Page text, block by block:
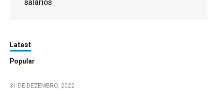
salários
Latest
Popular
31 DE DEZEMBRO, 2022